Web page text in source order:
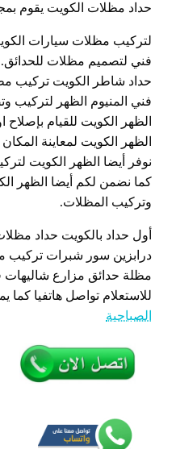
حداد مظلات الكويت يقوم
لتركيب مظلات سيارات
فني لتصميم مظلات للحدائق.
حداد شاطر الكويت تركيب
فني المنيوم الظهر لتركيب
الظهر الكويت للقيام بإصلاح
الظهر الكويت لمعاينة
نوفر أيضا الظهر الكويت
كما نضمن لكم أيضا الظهر
وتركيب المظلات.
أول حداد بالكويت حداد
درابزين سور شبرات تركيب
مظلة حدائق مزارع شاليهات
للاستعلام تواصل هاتفيا كما
الصباحية